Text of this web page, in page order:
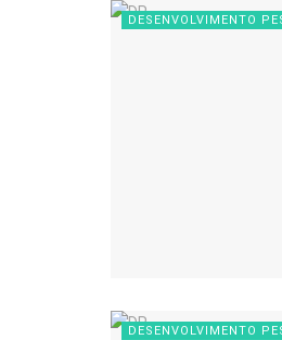
DESENVOLVIMENTO
DESENVOLVIMENTO